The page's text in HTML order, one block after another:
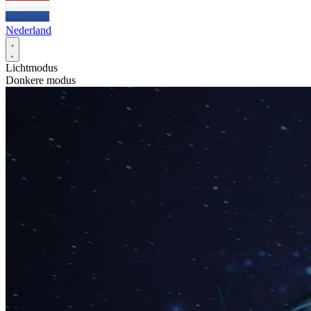
Nederland
Lichtmodus
Donkere modus